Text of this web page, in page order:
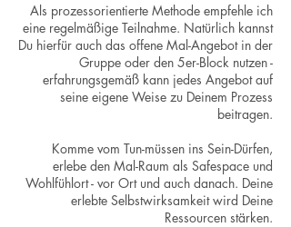
Als prozessorientierte Methode empfehle ich
eine regelmäßige Teilnahme. Natürlich kannst
Du hierfür auch das offene Mal-Angebot in der
Gruppe oder den 5er-Block nutzen -
erfahrungsgemäß kann jedes Angebot auf
seine eigene Weise zu Deinem Prozess
beitragen.
Komme vom Tun-müssen ins Sein-Dürfen,
erlebe den Mal-Raum als Safespace und
Wohlfühlort - vor Ort und auch danach. Deine
erlebte Selbstwirksamkeit wird Deine
Ressourcen stärken.